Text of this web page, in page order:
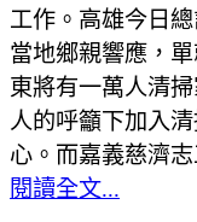
工作。高雄今日
當地鄉親響應，
東將有一萬人清
人的呼籲下加入
心。而嘉義慈濟
閱讀全文...